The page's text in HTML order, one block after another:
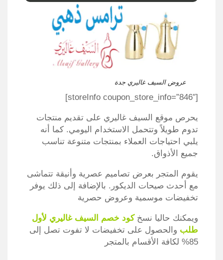
عروض السيف غاليري جدة
[storeInfo coupon_store_info=”846″]
يحرص موقع السيف غاليري على تقديم منتجات
تدوم طويلاً وتتحمل الاستخدام اليومي. كما أنه
يلبي احتياجات العملاء بمنتجات متنوعة تناسب
جميع الأذواق.
يقوم المتجر بعرض تصاميم عصرية وأنيقة تتماشى
مع أحدث صيحات الديكور. بالإضافة إلى ذلك يوفر
تخفيضات موسمية وعروض حصرية
ويمكنك حاليا نسخكود خصم السيف غاليري لأول
طلب والحصول على تخفيضات لا تفوت تصل إلى
85% لكافة الأقسام بالمتجر